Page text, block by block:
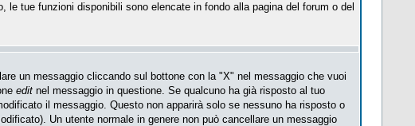
tue funzioni disponibili sono elencate in fondo alla pagina del forum o del
un messaggio cliccando sul bottone con la "X" nel messaggio che vuoi
editnel messaggio in questione. Se qualcuno ha già risposto al tuo
il messaggio. Questo non apparirà solo se nessuno ha risposto o
Un utente normale in genere non può cancellare un messaggio